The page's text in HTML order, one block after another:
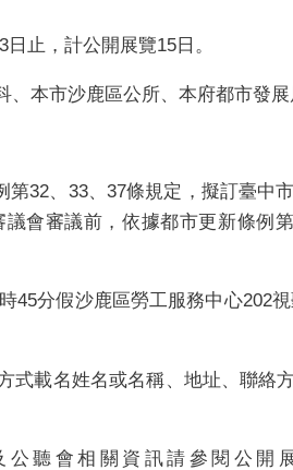
日止，計公開展覽15 日。
本市沙鹿區公所、本府都市發展
第32 33、 37條規定，擬訂臺中
會審議前，依據都市更新條例
45分假沙鹿區勞工服務中心202
式載名姓名或名稱、地址、聯絡
聽會相關資訊請參閱公開